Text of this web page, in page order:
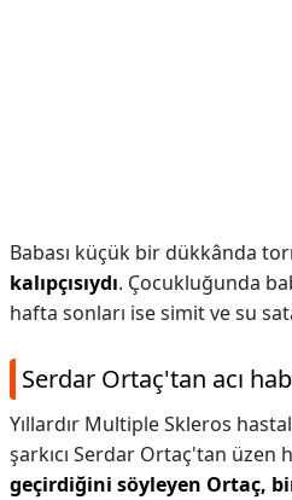
Babası küçük bir dükkânda
kalıpçısıydı. Çocukluğunda
hafta sonları ise simit ve su
Serdar Ortaç'tan acı
Yıllardır Multiple Skleros
şarkıcı Serdar Ortaç'tan üzen
geçirdiğini söyleyen Ortaç,